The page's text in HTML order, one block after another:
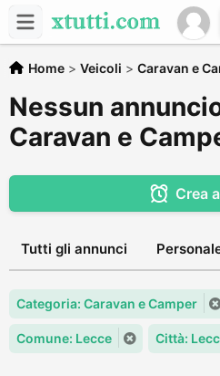
Home > Veicoli > Caravan e
Nessun
Caravan e
Crea
Tutti gli annunci
Categoria: Caravan e Camper
Comune: Lecce Città: